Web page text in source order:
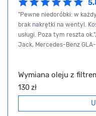
"Pewne niedoróbki: w
brak nakrętki na wentyl.
usługi. Poza tym reszta ok.",
Jack, Mercedes-Benz
Wymiana oleju z
130 zł